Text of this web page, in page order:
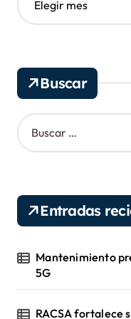
r
s
r
v
s
Buscar
B
u
r
Entradas
Mantenimiento
5G
RACSA fortalece